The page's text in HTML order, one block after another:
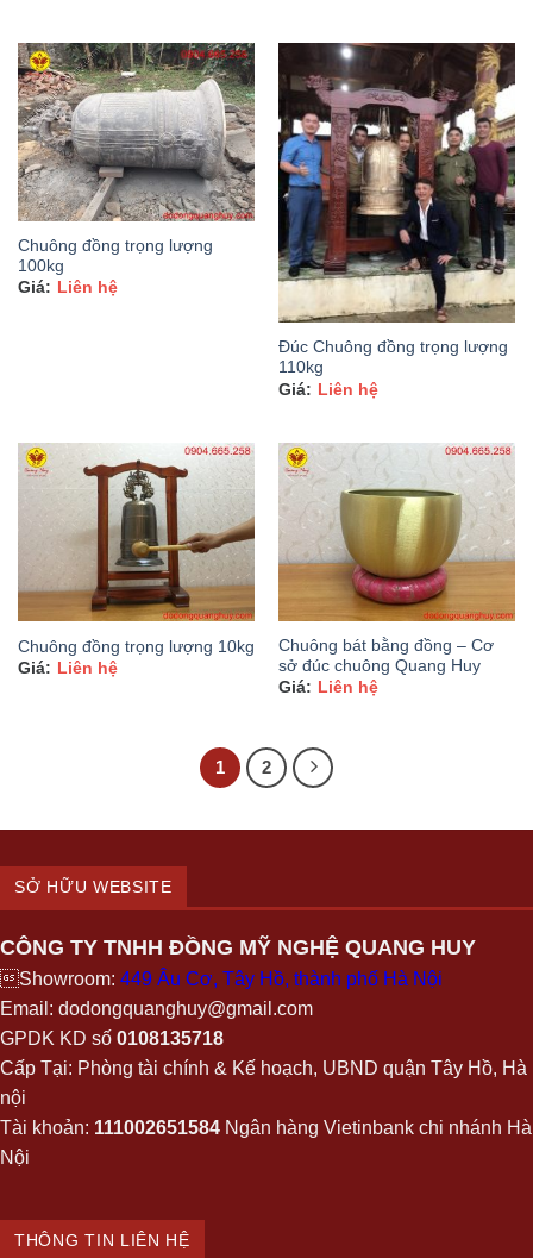
Chuông đồng trọng lượng
100kg
Liên hệ
Đúc Chuông đồng trọng lượng
110kg
Liên hệ
Chuông đồng trọng lượng 10kg
Liên hệ
Chuông bát bằng đồng – Cơ
sở đúc chuông Quang Huy
Liên hệ
1 2
SỞ HỮU WEBSITE
CÔNG TY TNHH ĐỒNG MỸ NGHỆ QUANG HUY
Showroom: 449 Âu Cơ, Tây Hồ, thành phố Hà Nội
Email: dodongquanghuy@gmail.com
GPDK KD số 0108135718
Cấp Tại: Phòng tài chính & Kế hoạch, UBND quận Tây Hồ, Hà
nội
Tài khoản: 111002651584 Ngân hàng Vietinbank chi nhánh Hà
Nội
THÔNG TIN LIÊN HỆ